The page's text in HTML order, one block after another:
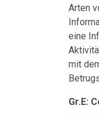
Arten
eine
mit
Gr.E: